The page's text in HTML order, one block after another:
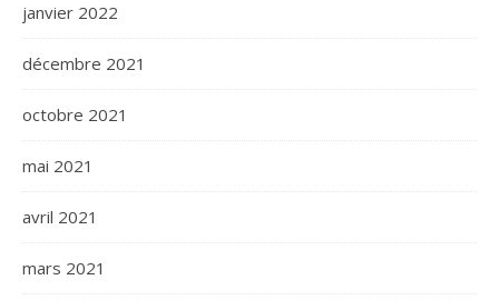
janvier 2022
décembre 2021
octobre 2021
mai 2021
avril 2021
mars 2021